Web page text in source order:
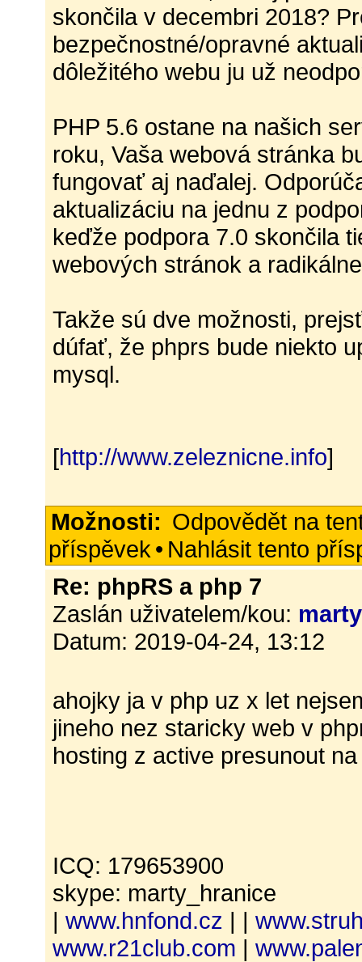
skončila v decembri 2018?
bezpečnostné/opravné
dôležitého webu ju už
PHP 5.6 ostane na našich
roku, Vaša webová stránka
fungovať aj naďalej.
aktualizáciu na jednu z
keďže podpora 7.0 skončila
webových stránok a
Takže sú dve možnosti,
dúfať, že phprs bude niekto
mysql.
[http://www.zeleznicne.info]
Možnosti: Odpovědět na
příspěvek • Nahlásit tento
Re: phpRS a php 7
Zaslán uživatelem/kou: marty
Datum: 2019-04-24, 13:12
ahojky ja v php uz x let
jineho nez staricky web v
hosting z active presunout
ICQ: 179653900
skype: marty_hranice
|www.hnfond.cz | |
www.r21club.com |